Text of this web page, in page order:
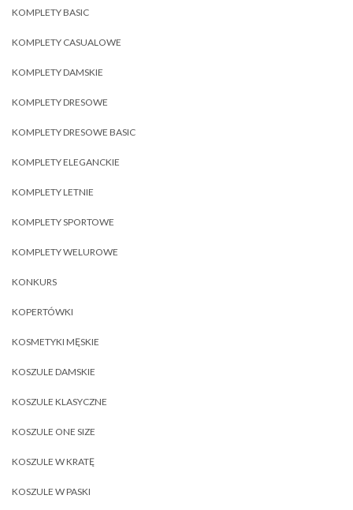
KOMPLETY BASIC
KOMPLETY CASUALOWE
KOMPLETY DAMSKIE
KOMPLETY DRESOWE
KOMPLETY DRESOWE BASIC
KOMPLETY ELEGANCKIE
KOMPLETY LETNIE
KOMPLETY SPORTOWE
KOMPLETY WELUROWE
KONKURS
KOPERTÓWKI
KOSMETYKI MĘSKIE
KOSZULE DAMSKIE
KOSZULE KLASYCZNE
KOSZULE ONE SIZE
KOSZULE W KRATĘ
KOSZULE W PASKI